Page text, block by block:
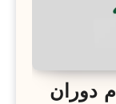
دوران